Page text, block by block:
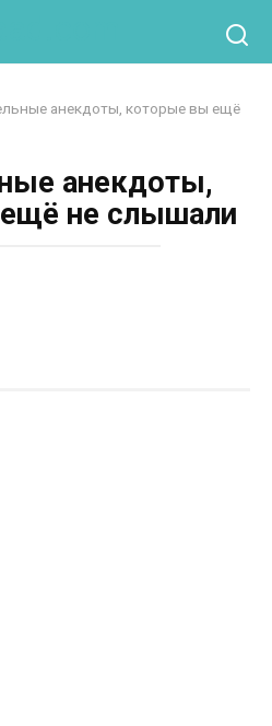
анекдоты, которые вы ещё
анекдоты,
не слышали